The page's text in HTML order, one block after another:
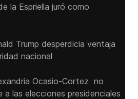
la Espriella juró como
Trump desperdicia ventaja
nacional
Ocasio-Cortez no
las elecciones presidenciales